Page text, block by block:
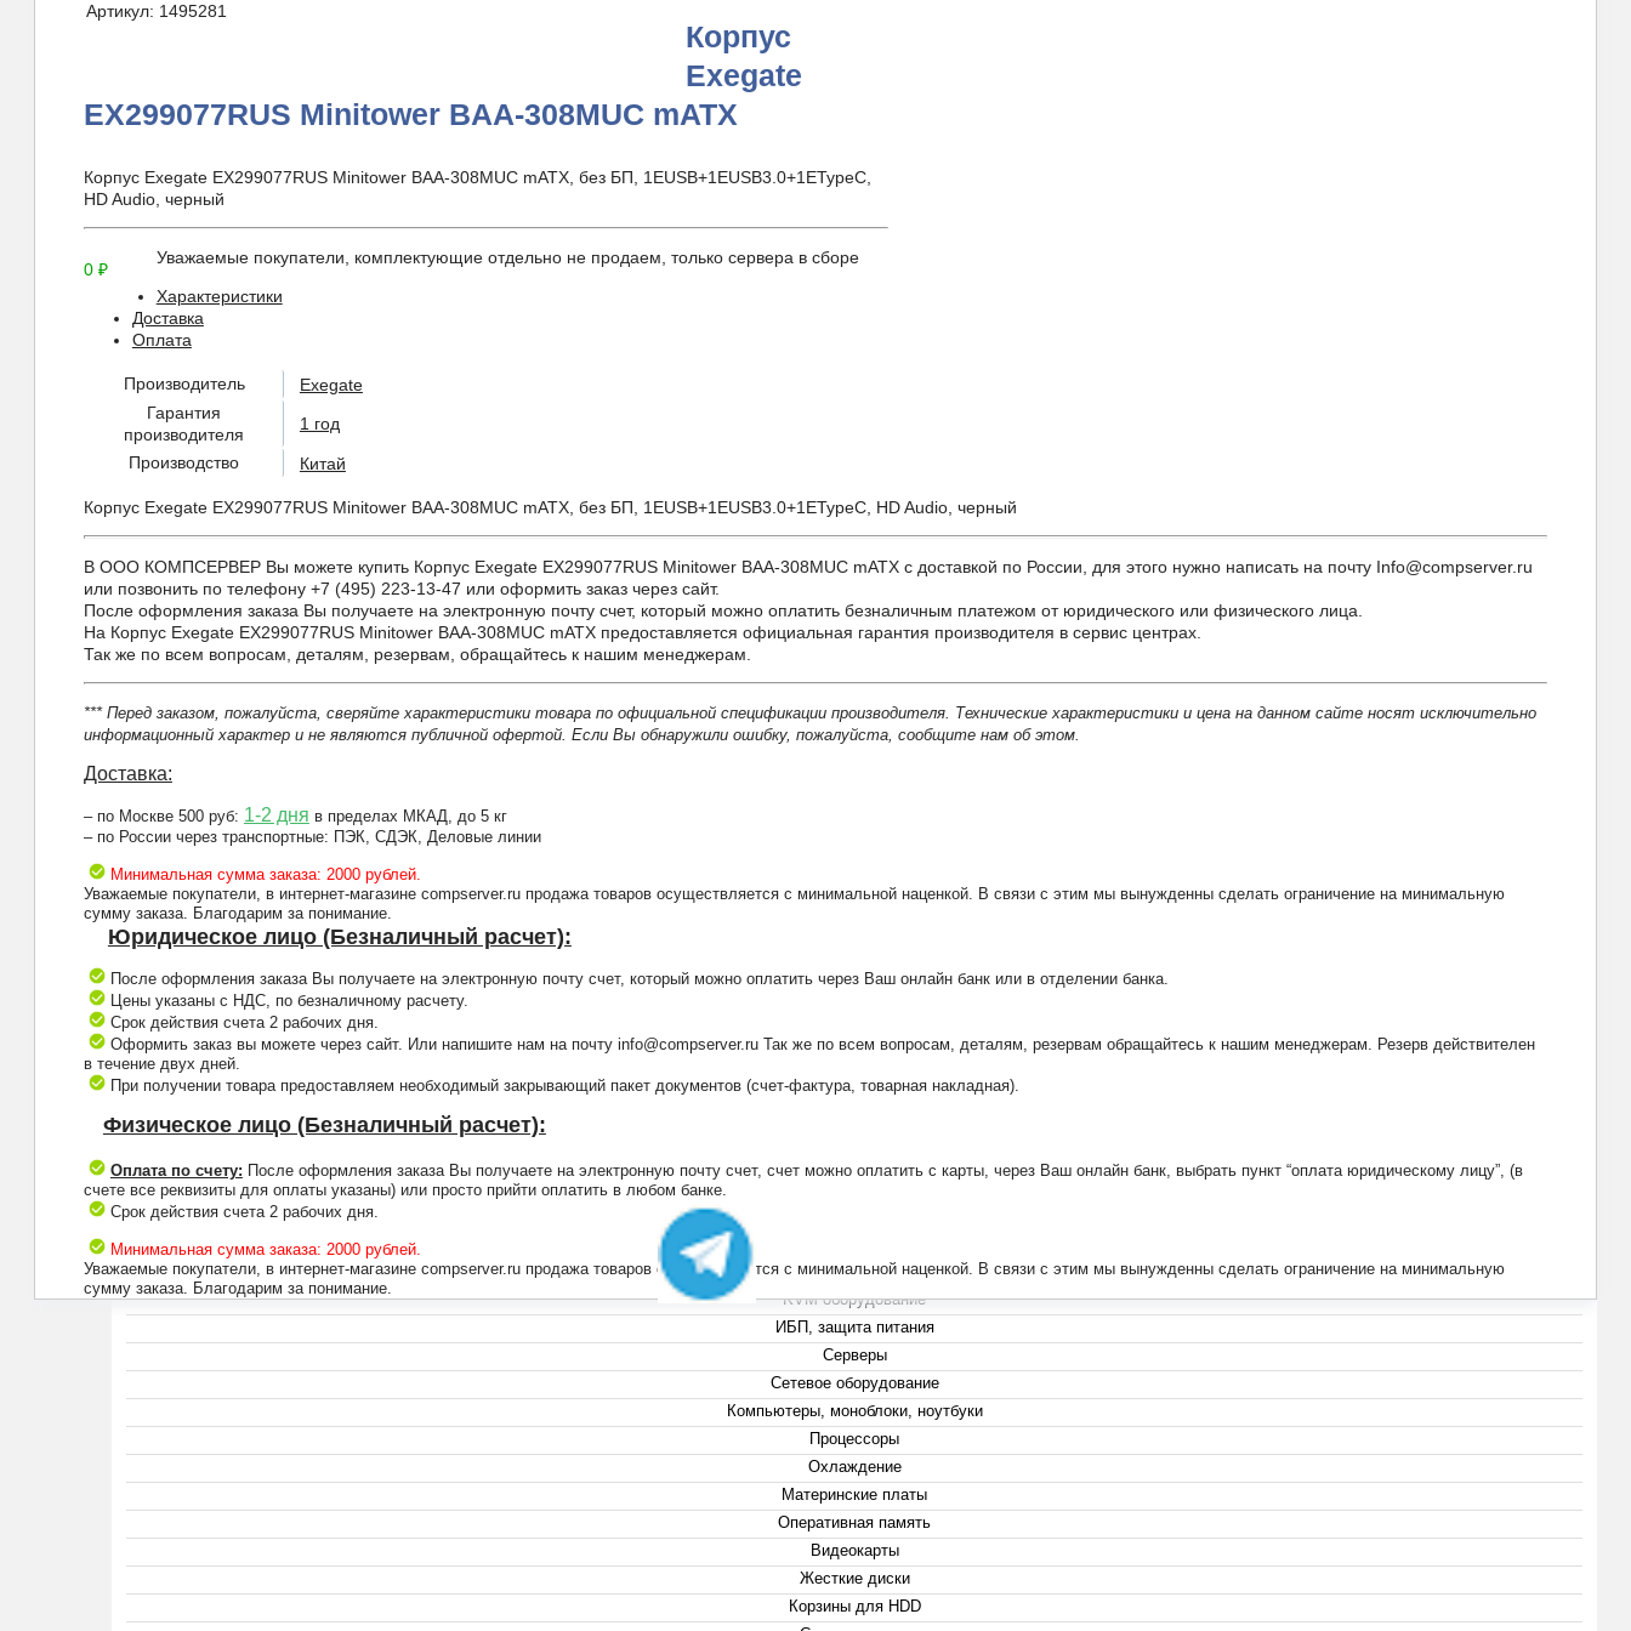
Артикул: 1495281
Корпус
Exegate
EX299077RUS Minitower BAA-308MUC mATX
Корпус Exegate EX299077RUS Minitower BAA-308MUC mATX, без БП, 1ЕUSB+1ЕUSB3.0+1ЕTypeC,
HD Audio, черный
0 ₽
Уважаемые покупатели, комплектующие отдельно не продаем, только сервера в сборе
Характеристики
Доставка
Оплата
Производитель
Exegate
Гарантия
производителя
1 год
Производство Китай
Корпус Exegate EX299077RUS Minitower BAA-308MUC mATX, без БП, 1ЕUSB+1ЕUSB3.0+1ЕTypeC, HD Audio, черный
В ООО КОМПСЕРВЕР Вы можете купить Корпус Exegate EX299077RUS Minitower BAA-308MUC mATX с доставкой по России, для этого нужно написать на почту Info@compserver.ru
или позвонить по телефону +7 (495) 223-13-47 или оформить заказ через сайт.
После оформления заказа Вы получаете на электронную почту счет, который можно оплатить безналичным платежом от юридического или физического лица.
На Корпус Exegate EX299077RUS Minitower BAA-308MUC mATX предоставляется официальная гарантия производителя в сервис центрах.
Так же по всем вопросам, деталям, резервам, обращайтесь к нашим менеджерам.
*** Перед заказом, пожалуйста, сверяйте характеристики товара по официальной спецификации производителя. Технические характеристики и цена на данном сайте носят исключительно
информационный характер и не являются публичной офертой. Если Вы обнаружили ошибку, пожалуйста, сообщите нам об этом.
Доставка:
– по Москве 500 руб: 1-2 дня в пределах МКАД, до 5 кг
– по России через транспортные: ПЭК, СДЭК, Деловые линии
Минимальная сумма заказа: 2000 рублей.
Уважаемые покупатели, в интернет-магазине compserver.ru продажа товаров осуществляется с минимальной наценкой. В связи с этим мы вынужденны сделать ограничение на минимальную
сумму заказа. Благодарим за понимание.
Юридическое лицо (Безналичный расчет):
После оформления заказа Вы получаете на электронную почту счет, который можно оплатить через Ваш онлайн банк или в отделении банка.
Цены указаны с НДС, по безналичному расчету.
Срок действия счета 2 рабочих дня.
Оформить заказ вы можете через сайт. Или напишите нам на почту info@compserver.ru Так же по всем вопросам, деталям, резервам обращайтесь к нашим менеджерам. Резерв действителен
в течение двух дней.
При получении товара предоставляем необходимый закрывающий пакет документов (счет-фактура, товарная накладная).
Физическое лицо (Безналичный расчет):
Оплата по счету: После оформления заказа Вы получаете на электронную почту счет, счет можно оплатить с карты, через Ваш онлайн банк, выбрать пункт “оплата юридическому лицу”, (в
счете все реквизиты для оплаты указаны) или просто прийти оплатить в любом банке.
Срок действия счета 2 рабочих дня.
Минимальная сумма заказа: 2000 рублей.
Уважаемые покупатели, в интернет-магазине compserver.ru продажа товаров осуществляется с минимальной наценкой. В связи с этим мы вынужденны сделать ограничение на минимальную
сумму заказа. Благодарим за понимание.
+7 (495) 223-13-47
KVM оборудование
ИБП, защита питания
Серверы
Сетевое оборудование
Компьютеры, моноблоки, ноутбуки
Процессоры
Охлаждение
Материнские платы
Оперативная память
Видеокарты
Жесткие диски
Корзины для HDD